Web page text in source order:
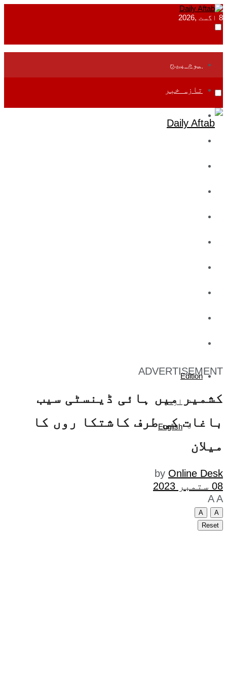
8 اگست ,2026
ہوم پیج
تازہ خبر
Edition
اردو
English
ADVERTISEMENT
کشمیر میں ہائی ڈینسٹی سیب
باغات کی طرف کاشتکا روں کا
میلان
by Online Desk
08 ستمبر 2023
A A
A
A
Reset